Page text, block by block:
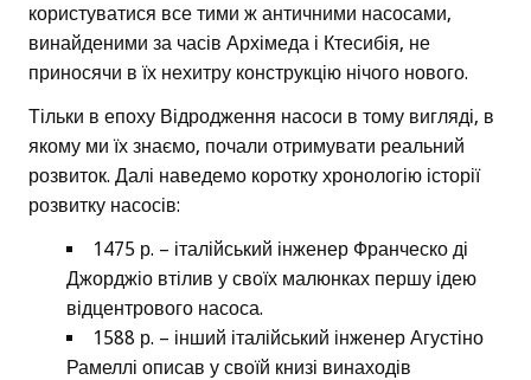
користуватися все тими ж античними насосами,
винайденими за часів Архімеда і Ктесибія, не
приносячи в їх нехитру конструкцію нічого нового.
Тільки в епоху Відродження насоси в тому вигляді, в
якому ми їх знаємо, почали отримувати реальний
розвиток. Далі наведемо коротку хронологію історії
розвитку насосів:
1475 р. – італійський інженер Франческо ді
Джорджіо втілив у своїх малюнках першу ідею
відцентрового насоса.
1588 р. – інший італійський інженер Агустіно
Рамеллі описав у своїй книзі винаходів